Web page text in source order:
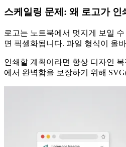
스케일링 문제: 왜 로고가
로고는 노트북에서 멋지게 보일
면 픽셀화됩니다. 파일 형식이 올
인쇄할 계획이라면 항상 디자인
에서 완벽함을 보장하기 위해